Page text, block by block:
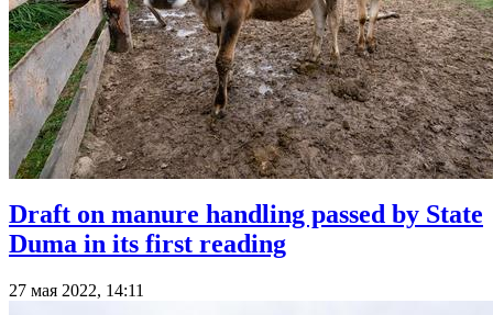
Draft on manure handling passed by State
Duma in its first reading
27 мая 2022, 14:11